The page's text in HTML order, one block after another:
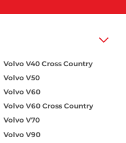
Volvo V40 Cross Country
Volvo V50
Volvo V60
Volvo V60 Cross Country
Volvo V70
Volvo V90